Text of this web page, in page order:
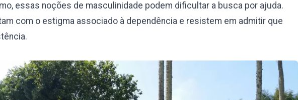
essas noções de masculinidade podem dificultar a busca por ajuda.
com o estigma associado à dependência e resistem em admitir que